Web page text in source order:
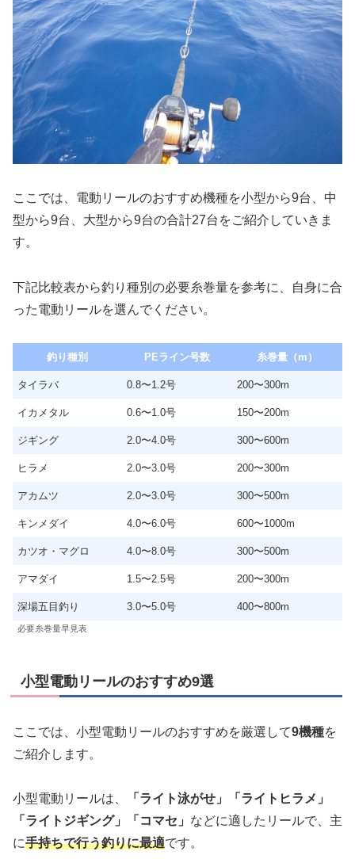
ここでは、電動リールのおすすめ機種を小型から9台、中
型から9台、大型から9台の合計27台をご紹介していきま
す。
下記比較表から釣り種別の必要糸巻量を参考に、自身に合
った電動リールを選んでください。
釣り種別 PEライン号数 糸巻量（m）
タイラバ 0.8〜1.2号 200〜300m
イカメタル 0.6〜1.0号 150〜200m
ジギング 2.0〜4.0号 300〜600m
ヒラメ 2.0〜3.0号 200〜300m
アカムツ 2.0〜3.0号 300〜500m
キンメダイ 4.0〜6.0号 600〜1000m
カツオ・マグロ 4.0〜8.0号 300〜500m
アマダイ 1.5〜2.5号 200〜300m
深場五目釣り 3.0〜5.0号 400〜800m
必要糸巻量早見表
小型電動リールのおすすめ9選
ここでは、小型電動リールのおすすめを厳選して9機種を
ご紹介します。
小型電動リールは、
「ライト泳がせ」「ライトヒラメ」
「ライトジギング」「コマセ」 などに適したリールで、主
に手持ちで行う釣りに最適です。